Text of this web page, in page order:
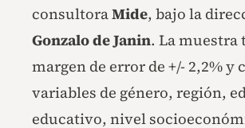
consultoraMide, bajo la
Gonzalo de Janin. La muestra
margen de error de +/- 2,2% y
variables de género, región,
educativo, nivel